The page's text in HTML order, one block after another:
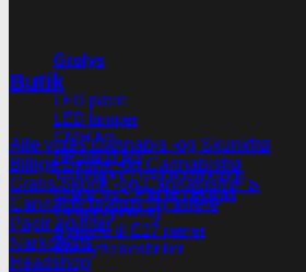
Grolys
LED pære
LED lamper
CMH lys
HPS/MH lys
T5 lamper | Plantedyrkning
Grønt lys - Plante neutralt
Lampeophæng
Splittere til E27 pærer
Beskyttelsesbriller
Butik
Alle vores Cannabis -og Skunkfrø
Billige Skunk -og Cannabisfrø
Gratis Skunk -og Cannabisfrø 🌿
Cannabis brands og avlere
Papir og filter
Narkotests
Headshop